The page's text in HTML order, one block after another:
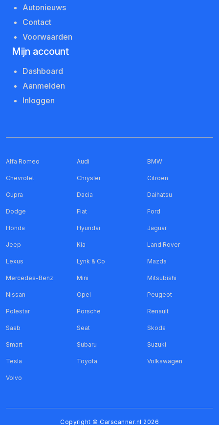
Autonieuws
Contact
Voorwaarden
Mijn account
Dashboard
Aanmelden
Inloggen
Alfa Romeo Audi BMW
Chevrolet Chrysler Citroen
Cupra Dacia Daihatsu
Dodge Fiat Ford
Honda Hyundai Jaguar
Jeep Kia Land Rover
Lexus Lynk & Co Mazda
Mercedes-Benz Mini Mitsubishi
Nissan Opel Peugeot
Polestar Porsche Renault
Saab Seat Skoda
Smart Subaru Suzuki
Tesla Toyota Volkswagen
Volvo
Copyright © Carscanner.nl 2026